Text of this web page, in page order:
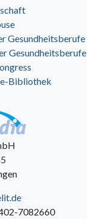
Gesundheitsberufe
Gesundheitsberufe
Bibliothek
7082660